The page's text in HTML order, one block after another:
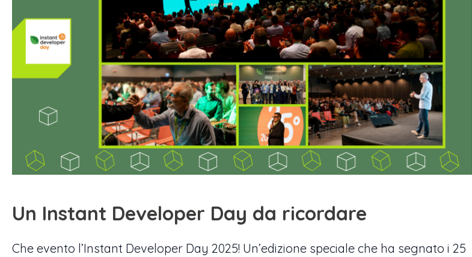
Un Instant Developer Day da ricordare
Che evento l’Instant Developer Day 2025! Un’edizione speciale che ha segnato i 25